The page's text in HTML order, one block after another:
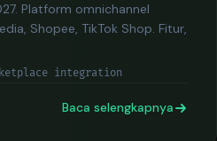
Platform omnichannel
Shopee, TikTok Shop. Fitur,
integration
Baca selengkapnya